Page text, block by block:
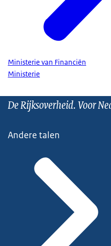
Ministerie van Financiën
Ministerie
De Rijksoverheid. Voor
Andere talen